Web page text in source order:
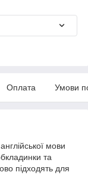
Оплата Умови
мови
та
підходять для